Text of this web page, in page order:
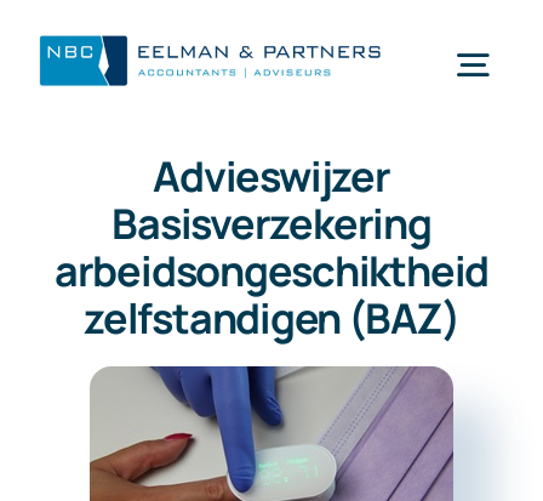
inhoud
Wat doen wij
Wie zijn wij
Mijn NBC Eelman & Partners
Nieuws
Advieswijzer
Basisverzekering
arbeidsongeschiktheid
zelfstandigen (BAZ)